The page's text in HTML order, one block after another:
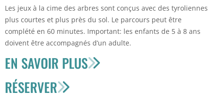
Les jeux à la cime des arbres sont conçus avec des tyroliennes
plus courtes et plus près du sol. Le parcours peut être
complété en 60 minutes. Important: les enfants de 5 à 8 ans
doivent être accompagnés d’un adulte.
EN SAVOIR PLUS
RÉSERVER